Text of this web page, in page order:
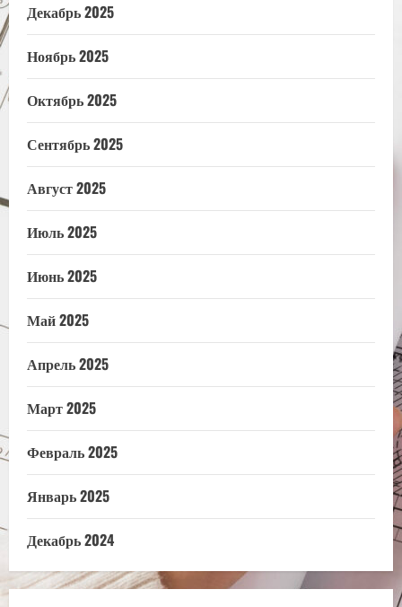
Декабрь 2025
Ноябрь 2025
Октябрь 2025
Сентябрь 2025
Август 2025
Июль 2025
Июнь 2025
Май 2025
Апрель 2025
Март 2025
Февраль 2025
Январь 2025
Декабрь 2024